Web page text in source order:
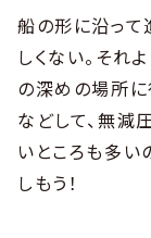
船の形に沿って
しくない。それ
の深めの場所
などして、無減
いところも多い
しもう！